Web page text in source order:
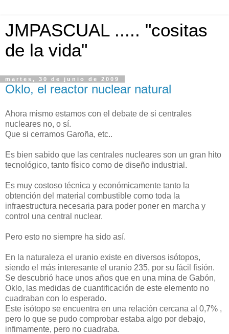
JMPASCUAL ..... "cositas
de la vida"
martes, 30 de junio de 2009
Oklo, el reactor nuclear natural
Ahora mismo estamos con el debate de si centrales
nucleares no, o sí.
Que si cerramos Garoña, etc..
Es bien sabido que las centrales nucleares son un gran hito
tecnológico, tanto físico como de diseño industrial.
Es muy costoso técnica y económicamente tanto la
obtención del material combustible como toda la
infraestructura necesaria para poder poner en marcha y
control una central nuclear.
Pero esto no siempre ha sido así.
En la naturaleza el uranio existe en diversos isótopos,
siendo el más interesante el uranio 235, por su fácil fisión.
Se descubrió hace unos años que en una mina de Gabón,
Oklo, las medidas de cuantificación de este elemento no
cuadraban con lo esperado.
Este isótopo se encuentra en una relación cercana al 0,7% ,
pero lo que se pudo comprobar estaba algo por debajo,
infimamente, pero no cuadraba.